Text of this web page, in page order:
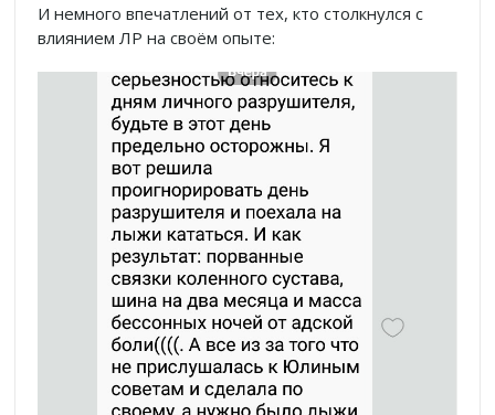
И немного впечатлений от тех, кто столкнулся с
влиянием ЛР на своём опыте: